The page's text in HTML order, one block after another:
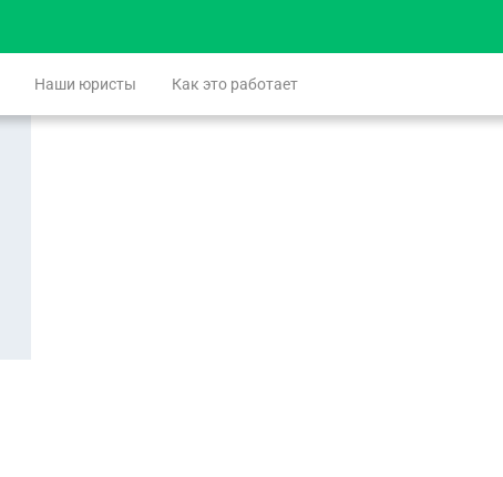
Наши юристы Как это работает